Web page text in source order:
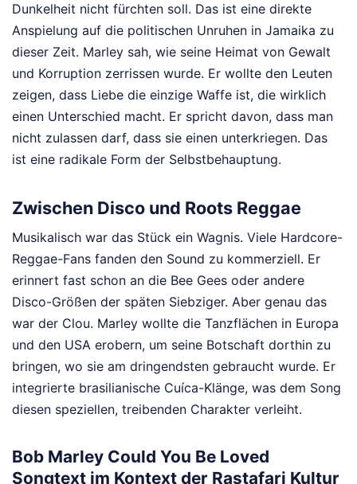
Dunkelheit nicht fürchten soll. Das ist eine direkte
Anspielung auf die politischen Unruhen in Jamaika zu
dieser Zeit. Marley sah, wie seine Heimat von Gewalt
und Korruption zerrissen wurde. Er wollte den Leuten
zeigen, dass Liebe die einzige Waffe ist, die wirklich
einen Unterschied macht. Er spricht davon, dass man
nicht zulassen darf, dass sie einen unterkriegen. Das
ist eine radikale Form der Selbstbehauptung.
Zwischen Disco und Roots Reggae
Musikalisch war das Stück ein Wagnis. Viele Hardcore-
Reggae-Fans fanden den Sound zu kommerziell. Er
erinnert fast schon an die Bee Gees oder andere
Disco-Größen der späten Siebziger. Aber genau das
war der Clou. Marley wollte die Tanzflächen in Europa
und den USA erobern, um seine Botschaft dorthin zu
bringen, wo sie am dringendsten gebraucht wurde. Er
integrierte brasilianische Cuíca-Klänge, was dem Song
diesen speziellen, treibenden Charakter verleiht.
Bob Marley Could You Be Loved
Songtext im Kontext der Rastafari Kultur